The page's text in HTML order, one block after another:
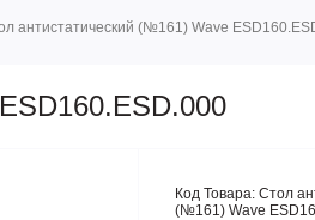
антистатический (№161) Wave
Код Товара: Стол
(№161) Wave